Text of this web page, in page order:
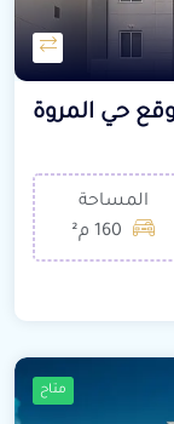
المساحة
160 م²
متاح